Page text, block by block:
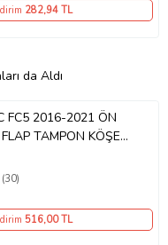
282,94 TL
da Aldı
FC5 2016-2021 ÖN
TAMPON KÖŞESİ
KAMPANYA ŞOKK
(30)
516,00 TL